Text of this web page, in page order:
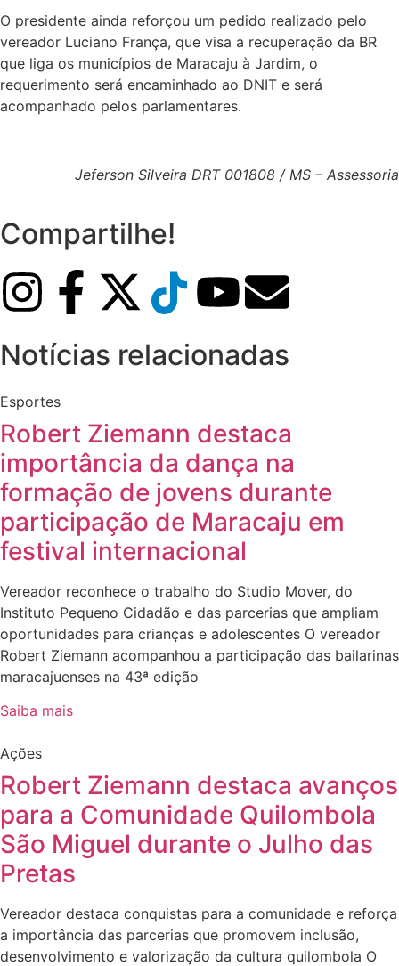
O presidente ainda reforçou um pedido realizado pelo
vereador Luciano França, que visa a recuperação da BR
que liga os municípios de Maracaju à Jardim, o
requerimento será encaminhado ao DNIT e será
acompanhado pelos parlamentares.
Jeferson Silveira DRT 001808 / MS – Assessoria
Compartilhe!
Notícias relacionadas
Esportes
Robert Ziemann destaca
importância da dança na
formação de jovens durante
participação de Maracaju em
festival internacional
Vereador reconhece o trabalho do Studio Mover, do
Instituto Pequeno Cidadão e das parcerias que ampliam
oportunidades para crianças e adolescentes O vereador
Robert Ziemann acompanhou a participação das bailarinas
maracajuenses na 43ª edição
Saiba mais
Ações
Robert Ziemann destaca avanços
para a Comunidade Quilombola
São Miguel durante o Julho das
Pretas
Vereador destaca conquistas para a comunidade e reforça
a importância das parcerias que promovem inclusão,
desenvolvimento e valorização da cultura quilombola O